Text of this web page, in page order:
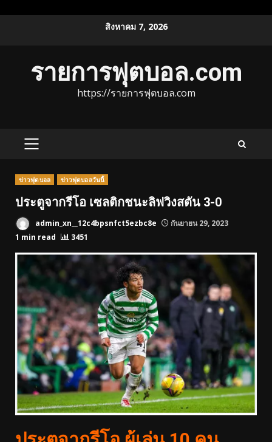
สิงหาคม 7, 2026
รายการฟุตบอล.com
https://รายการฟุตบอล.com
PRIMARY
ข่าวฟุตบอล ข่าวฟุตบอลวันนี้
ประตูจากรีโอ เซลติกชนะลิฟวิงสตัน 3-0
admin_xn__12c4bpsnfct5ezbc8e
กันยายน 29, 2023
1 min read
3451